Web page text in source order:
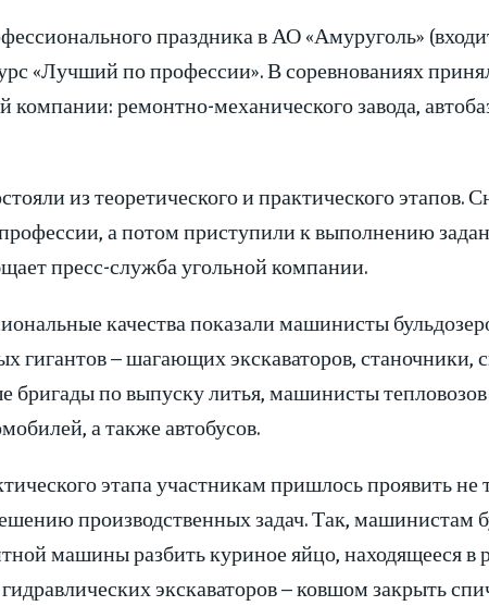
праздника в АО «Амуруголь»
«Лучший по профессии». В соревнованиях
компании: ремонтно-механического завода,
из теоретического и практического этапов.
а потом приступили к выполнению
пресс-служба угольной компании.
качества показали машинисты
гигантов – шагающих экскаваторов, станочники,
бригады по выпуску литья, машинисты
а также автобусов.
этапа участникам пришлось проявить
производственных задач. Так, машинистам
машины разбить куриное яйцо, находящееся
экскаваторов – ковшом закрыть